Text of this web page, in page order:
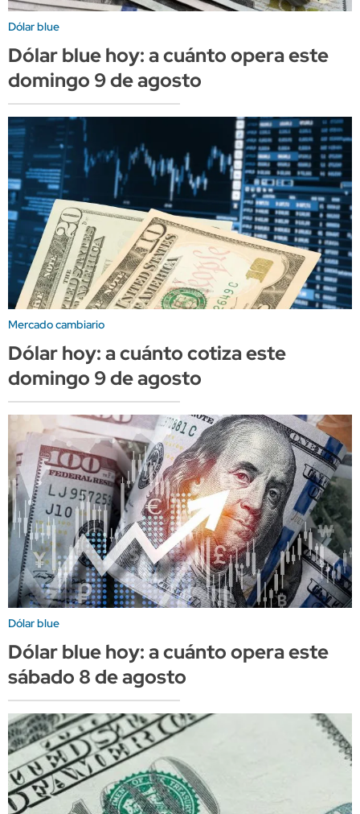
Dólar blue
Dólar blue hoy: a cuánto opera este
domingo 9 de agosto
Mercado cambiario
Dólar hoy: a cuánto cotiza este
domingo 9 de agosto
Dólar blue
Dólar blue hoy: a cuánto opera este
sábado 8 de agosto